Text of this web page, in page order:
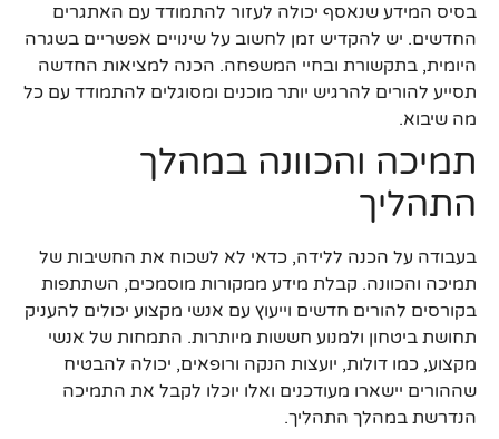
בסיס המידע שנאסף יכולה לעזור להתמודד עם האתגרים
החדשים. יש להקדיש זמן לחשוב על שינויים אפשריים בשגרה
היומית, בתקשורת ובחיי המשפחה. הכנה למציאות החדשה
תסייע להורים להרגיש יותר מוכנים ומסוגלים להתמודד עם כל
מה שיבוא.
תמיכה והכוונה במהלך
התהליך
בעבודה על הכנה ללידה, כדאי לא לשכוח את החשיבות של
תמיכה והכוונה. קבלת מידע ממקורות מוסמכים, השתתפות
בקורסים להורים חדשים וייעוץ עם אנשי מקצוע יכולים להעניק
תחושת ביטחון ולמנוע חששות מיותרות. התמחות של אנשי
מקצוע, כמו דולות, יועצות הנקה ורופאים, יכולה להבטיח
שההורים יישארו מעודכנים ואלו יוכלו לקבל את התמיכה
הנדרשת במהלך התהליך.